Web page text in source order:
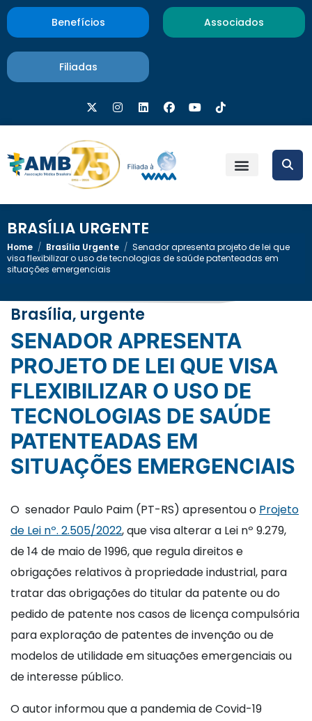
Benefícios Associados
Filiadas
BRASÍLIA URGENTE
Home / Brasília Urgente / Senador apresenta projeto de lei que
visa flexibilizar o uso de tecnologias de saúde patenteadas em
situações emergenciais
Brasília, urgente
SENADOR APRESENTA
PROJETO DE LEI QUE VISA
FLEXIBILIZAR O USO DE
TECNOLOGIAS DE SAÚDE
PATENTEADAS EM
SITUAÇÕES EMERGENCIAIS
O senador Paulo Paim (PT-RS) apresentou o Projeto
de Lei nº. 2.505/2022, que visa alterar a Lei nº 9.279,
de 14 de maio de 1996, que regula direitos e
obrigações relativos à propriedade industrial, para
tratar das obrigações do titular da patente ou do
pedido de patente nos casos de licença compulsória
para exploração de patentes de invenção ou de
modelos de utilidade em situações emergenciais ou
de interesse público.
O autor informou que a pandemia de Covid-19